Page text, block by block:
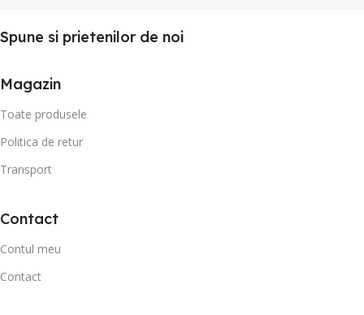
Spune si prietenilor de noi
Magazin
Toate produsele
Politica de retur
Transport
Contact
Contul meu
Contact